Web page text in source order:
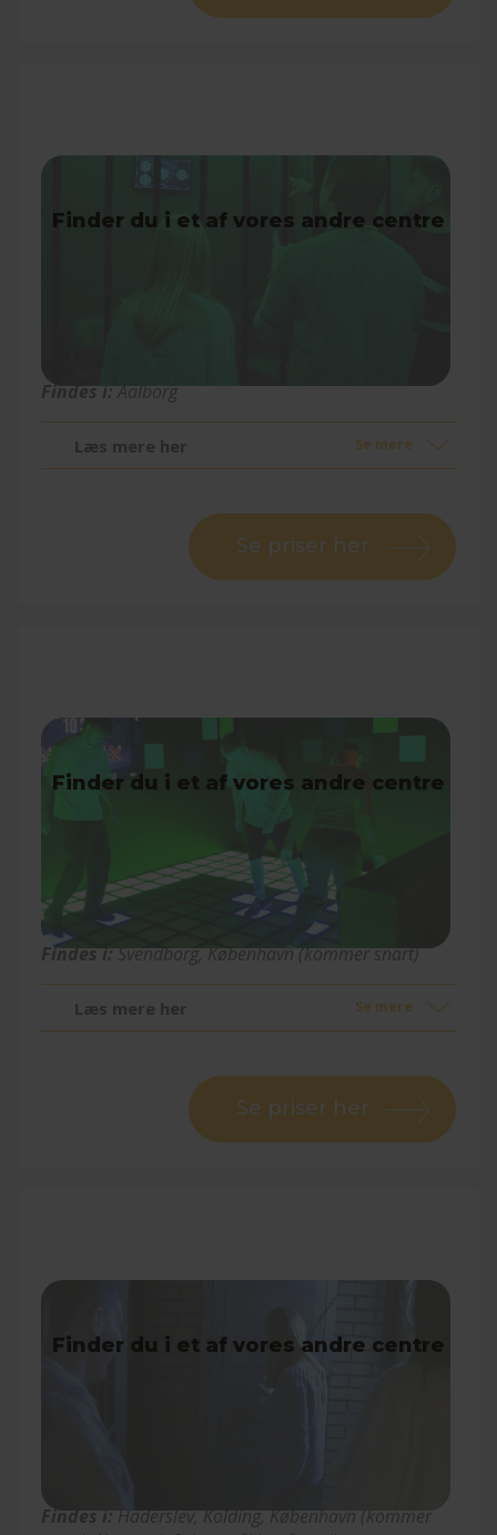
Findes i:Aalborg
Se mere
Læs mere her
Se priser her
Pixel Games
Findes i:Svendborg, København (kommer snart)
Se mere
Læs mere her
Se priser her
Findes i:Haderslev, Kolding, København (kommer